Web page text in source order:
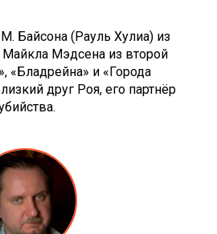
Байсона (Рауль Хулиа) из
Майкла Мэдсена из второй
«Бладрейна» и «Города
друг Роя, его партнёр